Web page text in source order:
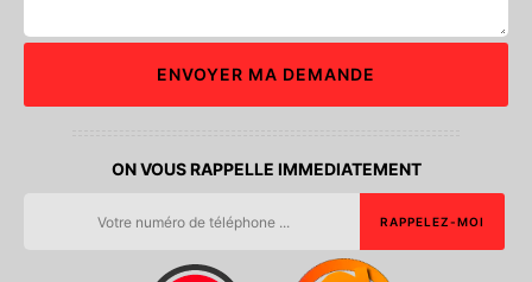
ON VOUS RAPPELLE IMMEDIATEMENT